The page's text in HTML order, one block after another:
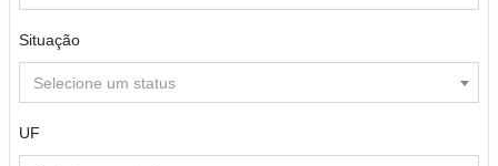
Situação
Selecione um status
UF